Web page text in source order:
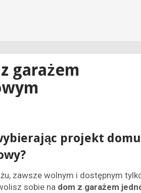
garażem
projekt
zawsze wolnym i dostępnym
sobie na dom z garażem